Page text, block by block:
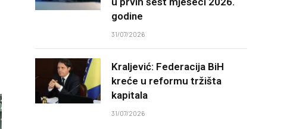
godine
31/07/2026
Kraljević: Federacija BiH
kreće u reformu tržišta
kapitala
31/07/2026